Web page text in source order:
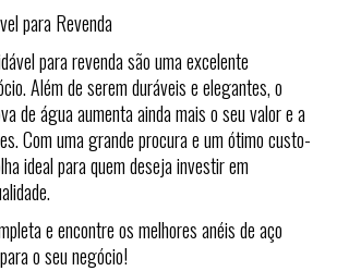
para Revenda
para revenda são uma excelente
Além de serem duráveis e elegantes, o
de água aumenta ainda mais o seu valor e a
Com uma grande procura e um ótimo custo-
ideal para quem deseja investir em
e encontre os melhores anéis de aço
o seu negócio!